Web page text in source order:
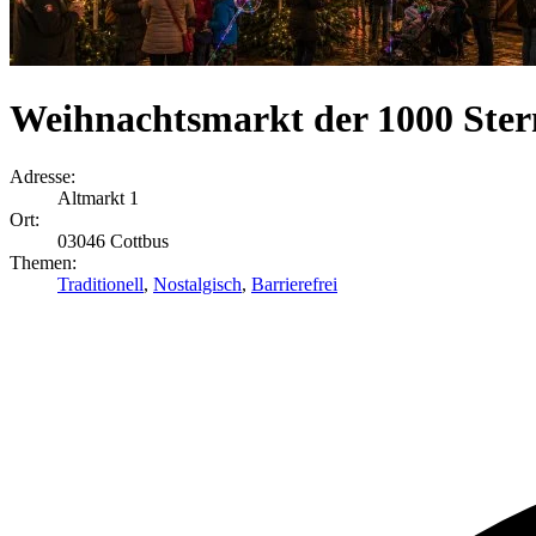
Weihnachtsmarkt der 1000
Adresse:
Altmarkt 1
Ort:
03046 Cottbus
Themen:
Traditionell, Nostalgisch, Barrierefrei